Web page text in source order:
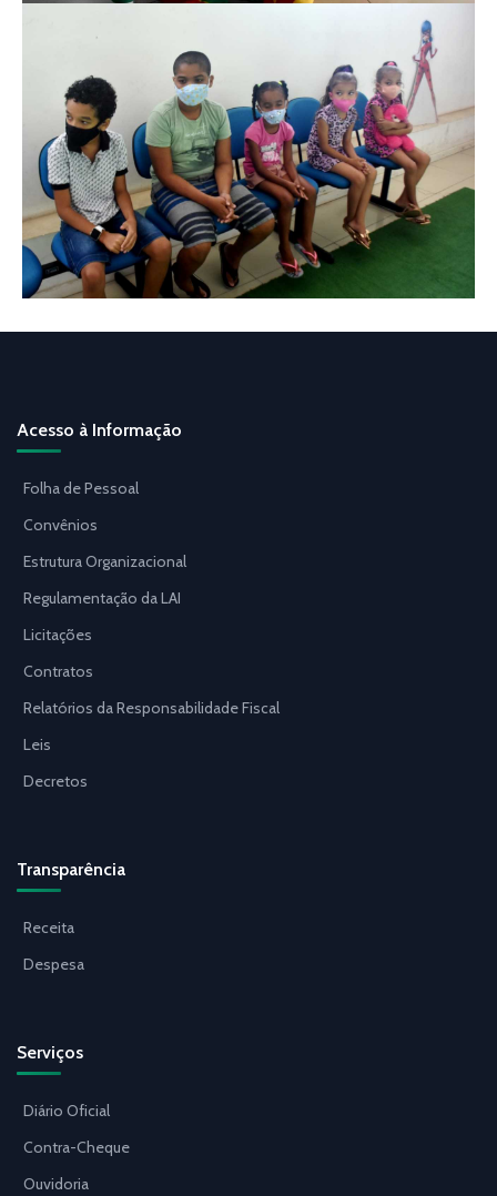
Acesso à Informação
Folha de Pessoal
Convênios
Estrutura Organizacional
Regulamentação da LAI
Licitações
Contratos
Relatórios da Responsabilidade Fiscal
Leis
Decretos
Transparência
Receita
Despesa
Serviços
Diário Oficial
Contra-Cheque
Ouvidoria